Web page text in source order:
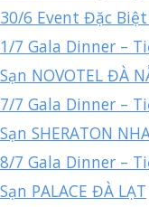
30/6 Event Đặc
1/7 Gala Dinner –
Sạn NOVOTEL ĐÀ
7/7 Gala Dinner –
Sạn SHERATON
8/7 Gala Dinner –
Sạn PALACE ĐÀ LẠT